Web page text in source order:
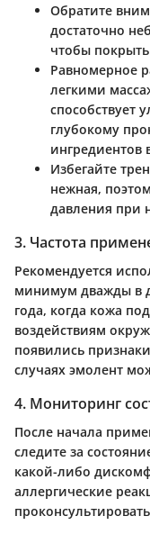
Обратите
достаточно
чтобы
Равномерное
легкими
способствует
глубокому
ингредиентов
Избегайте
нежная,
давления при
3. Частота
Рекомендуется
минимум дважды в
года, когда кожа
воздействиям
появились
случаях эмолент
4. Мониторинг
После начала
следите за
какой-либо
аллергические